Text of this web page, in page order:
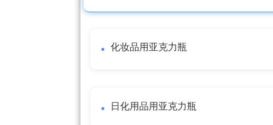
化妆品用亚克力瓶
日化用品用亚克力瓶